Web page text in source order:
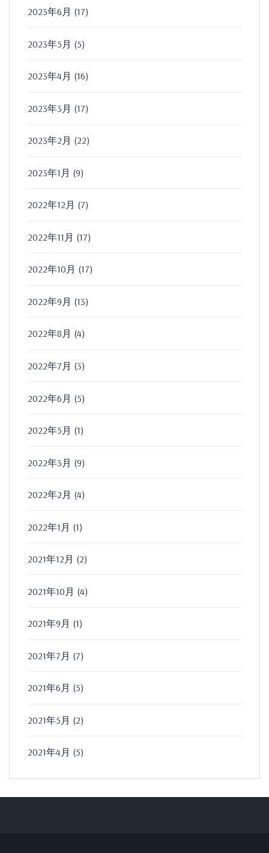
2023年6月 (17)
2023年5月 (5)
2023年4月 (16)
2023年3月 (17)
2023年2月 (22)
2023年1月 (9)
2022年12月 (7)
2022年11月 (17)
2022年10月 (17)
2022年9月 (13)
2022年8月 (4)
2022年7月 (3)
2022年6月 (5)
2022年5月 (1)
2022年3月 (9)
2022年2月 (4)
2022年1月 (1)
2021年12月 (2)
2021年10月 (4)
2021年9月 (1)
2021年7月 (7)
2021年6月 (5)
2021年5月 (2)
2021年4月 (5)